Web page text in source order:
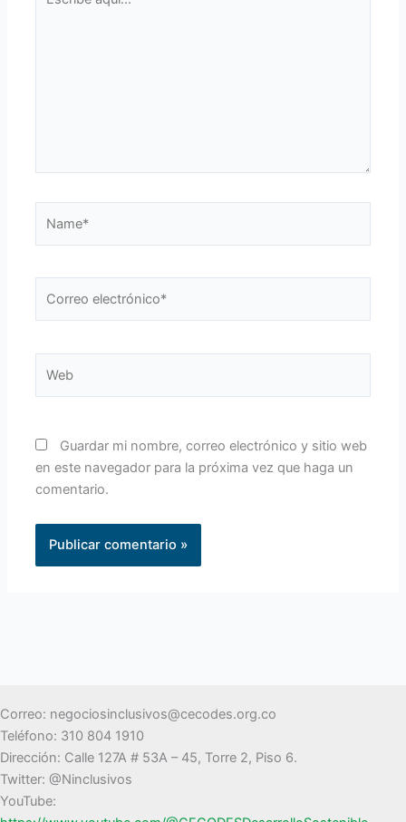
aquí...
electrónico*
Guardar mi nombre, correo electrónico y sitio web
en este navegador para la próxima vez que haga un
comentario.
Correo: negociosinclusivos@cecodes.org.co
Teléfono: 310 804 1910
Dirección: Calle 127A # 53A – 45, Torre 2, Piso 6.
Twitter: @Ninclusivos
YouTube: